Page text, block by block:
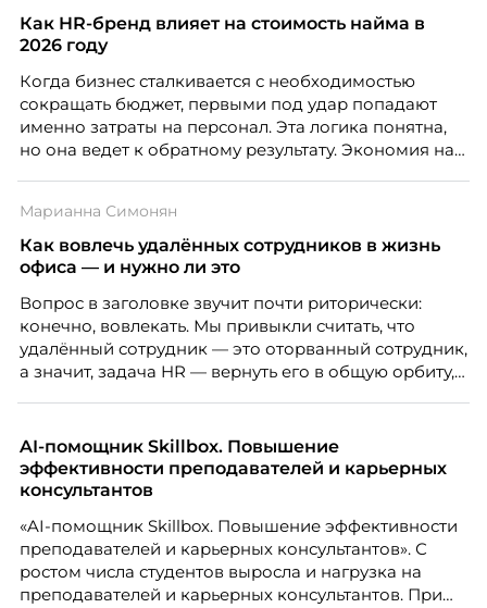
Как HR-бренд влияет на стоимость найма в
2026 году
Когда бизнес сталкивается с необходимостью
сокращать бюджет, первыми под удар попадают
именно затраты на персонал. Эта логика понятна,
но она ведет к обратному результату. Экономия на
значит – сокращает доходы бизнеса.
Марианна Симонян
Как вовлечь удалённых сотрудников в жизнь
офиса — и нужно ли это
Вопрос в заголовке звучит почти риторически:
конечно, вовлекать. Мы привыкли считать, что
удалённый сотрудник — это оторванный сотрудник,
а значит, задача HR — вернуть его в общую орбиту,
вовлечения, стоит остановиться на неудобном
факте: данные говорят ровно обратное тому, что
подсказывает интуиция. Автор свежего выпуска
People Analytics, приглашённый лектор НИУ ВШЭ и
МИФИ, автор книги «Дао женской карьеры».
AI-помощник Skillbox. Повышение
эффективности преподавателей и карьерных
консультантов
«AI-помощник Skillbox. Повышение эффективности
преподавателей и карьерных консультантов». С
ростом числа студентов выросла и нагрузка на
преподавателей и карьерных консультантов. При